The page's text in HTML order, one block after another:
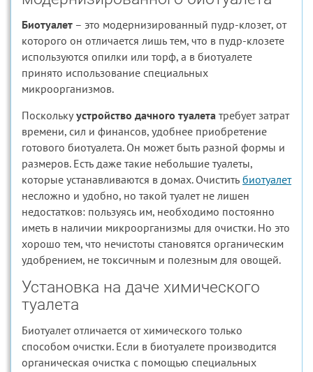
Биотуалет – это модернизированный пудр-клозет, от
которого он отличается лишь тем, что в пудр-клозете
используются опилки или торф, а в биотуалете
принято использование специальных
микроорганизмов.
Посколькуустройство дачного туалета требует затрат
времени, сил и финансов, удобнее приобретение
готового биотуалета. Он может быть разной формы и
размеров. Есть даже такие небольшие туалеты,
которые устанавливаются в домах. Очистить биотуалет
несложно и удобно, но такой туалет не лишен
недостатков: пользуясь им, необходимо постоянно
иметь в наличии микроорганизмы для очистки. Но это
хорошо тем, что нечистоты становятся органическим
удобрением, не токсичным и полезным для овощей.
Установка на даче химического
туалета
Биотуалет отличается от химического только
способом очистки. Если в биотуалете производится
органическая очистка с помощью специальных